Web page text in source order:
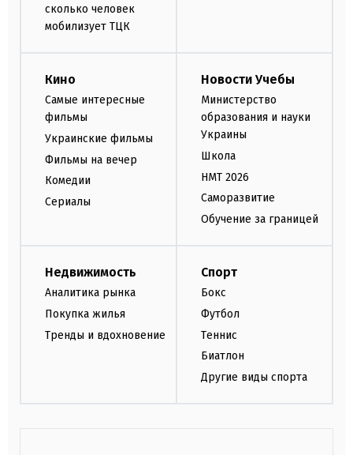
сколько человек
мобилизует ТЦК
Кино
Самые интересные
фильмы
Украинские фильмы
Фильмы на вечер
Комедии
Сериалы
Новости Учебы
Министерство
образования и науки
Украины
Школа
НМТ 2026
Саморазвитие
Обучение за границей
Недвижимость
Аналитика рынка
Покупка жилья
Тренды и вдохновение
Спорт
Бокс
Футбол
Теннис
Биатлон
Другие виды спорта